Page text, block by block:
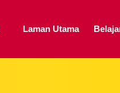
Laman Utama